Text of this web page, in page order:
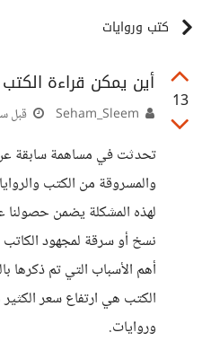
كتب وروايات
13
أين يمكن قراءة الكتب
قبل
تحدثت في مساهمة سابقة عن
والمسروقة من الكتب
لهذه المشكلة يضمن
نسخ أو سرقة لمجهود
أهم الأسباب التي تم ذكرها
الكتب هي ارتفاع سعر
وروايات.